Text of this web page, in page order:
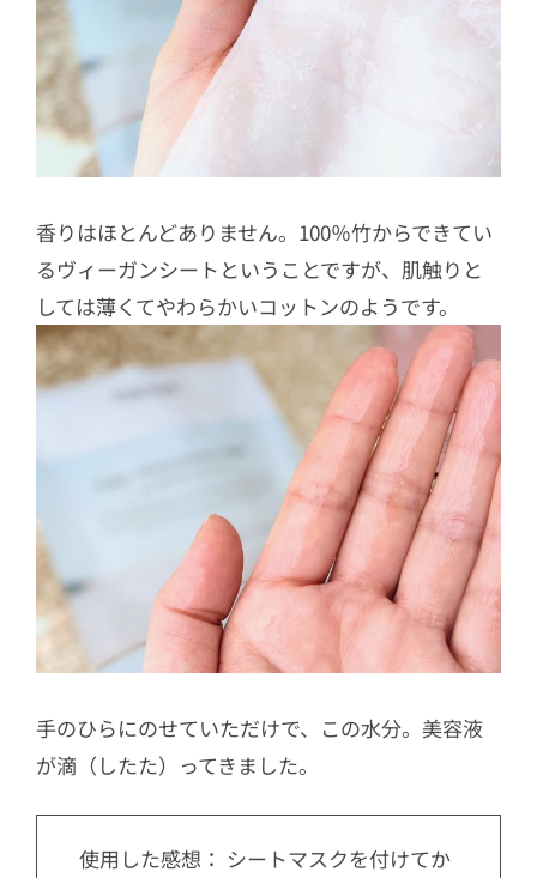
香りはほとんどありません。100％竹からできてい
るヴィーガンシートということですが、肌触りと
しては薄くてやわらかいコットンのようです。
手のひらにのせていただけで、この水分。美容液
が滴（したた）ってきました。
使用した感想： シートマスクを付けてか